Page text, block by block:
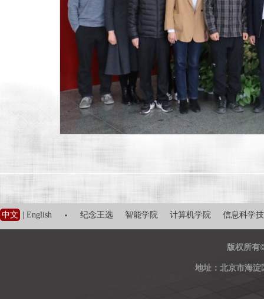
中文 English · 纪念王选 智能学院 计算机学院 信息科学
版权所有
地址：北京市海